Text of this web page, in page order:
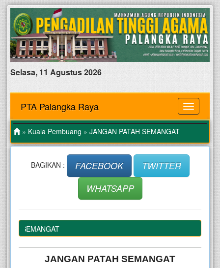
Selasa, 11 Agustus 2026
MENU
PTA Palangka Raya
» Kuala Pembuang » JANGAN PATAH SEMANGAT
BAGIKAN : FACEBOOK
TWITTER
WHATSAPP
SEMANGAT
JANGAN PATAH SEMANGAT